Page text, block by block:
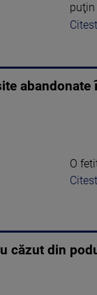
puţin
O
căzut din